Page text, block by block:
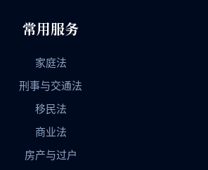
常用服务
家庭法
刑事与交通法
移民法
商业法
房产与过户